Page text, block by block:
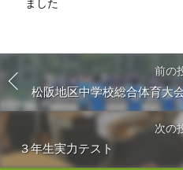
前の
松阪地区中学校総合体育大
次の
３年生実力テスト